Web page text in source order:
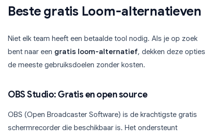
Beste gratis Loom-alternatieven
Niet elk team heeft een betaalde tool nodig. Als je op zoek
bent naar een gratis loom-alternatief, dekken deze opties
de meeste gebruiksdoelen zonder kosten.
OBS Studio: Gratis en open source
OBS (Open Broadcaster Software) is de krachtigste gratis
schermrecorder die beschikbaar is. Het ondersteunt